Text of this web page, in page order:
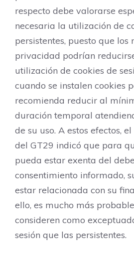
respecto debe valorarse
necesaria la utilización de
persistentes, puesto que los
privacidad podrían
utilización de cookies de
cuando se instalen cookies
recomienda reducir al
duración temporal
de su uso. A estos efectos,
del GT29 indicó que para
pueda estar exenta del
consentimiento informado,
estar relacionada con su
ello, es mucho más
consideren como
sesión que las persistentes.